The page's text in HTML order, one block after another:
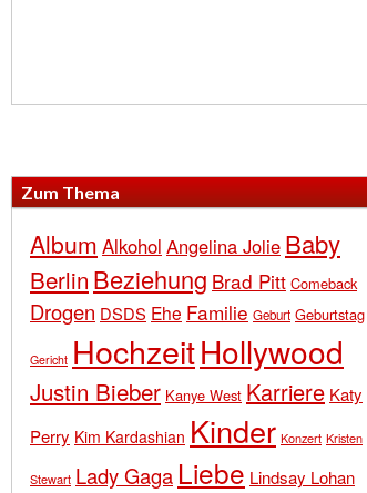
Zum Thema
Album Alkohol Angelina Jolie Baby
Berlin Beziehung Brad Pitt Comeback
Drogen DSDS Ehe Familie Geburt Geburtstag
Gericht HochzeitHollywood
Justin Bieber Kanye West Karriere Katy
Perry Kim Kardashian Kinder Konzert Kristen
Stewart Lady Gaga Liebe Lindsay Lohan